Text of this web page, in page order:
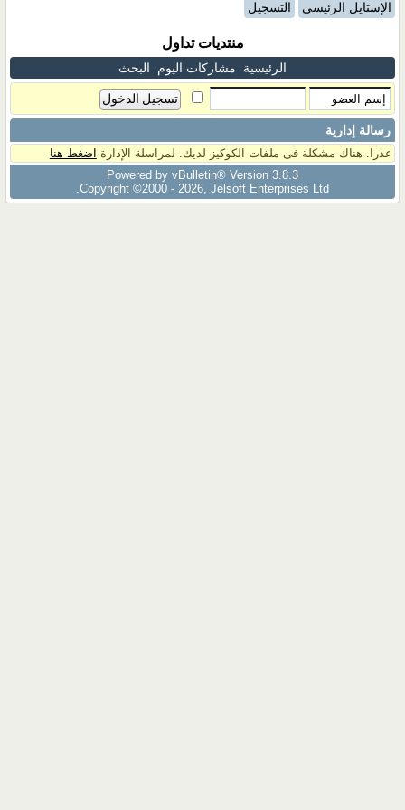
الإستايل الرئيسي التسجيل
منتديات تداول
الرئيسية مشاركات اليوم البحث
رسالة إدارية
عذرا. هناك مشكلة فى ملفات الكوكيز لديك. لمراسلة الإدارة اضغط هنا
Powered by vBulletin® Version 3.8.3
Copyright ©2000 - 2026, Jelsoft Enterprises Ltd.